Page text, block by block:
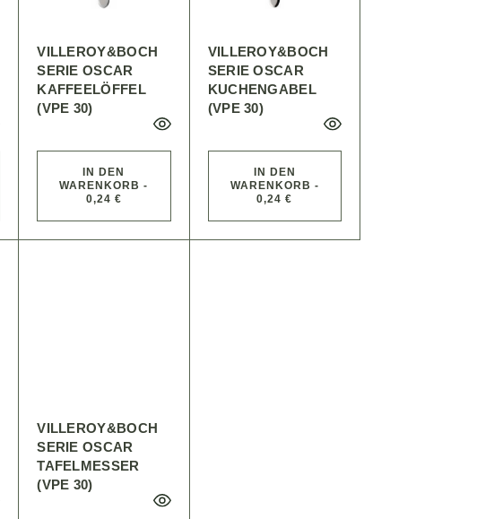
VILLEROY&BOCH
SERIE OSCAR
KAFFEELÖFFEL
(VPE 30)
IN DEN
WARENKORB -
0,24 €
VILLEROY&BOCH
SERIE OSCAR
KUCHENGABEL
(VPE 30)
IN DEN
WARENKORB -
0,24 €
VILLEROY&BOCH
SERIE OSCAR
TAFELMESSER
(VPE 30)